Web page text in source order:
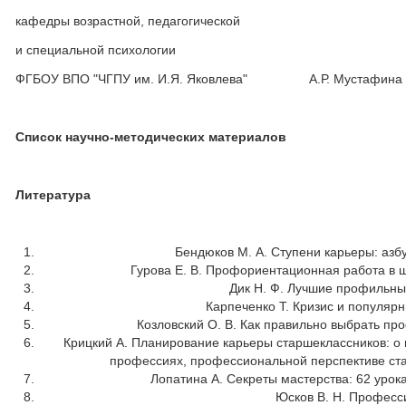
кафедры возрастной, педагогической
и специальной психологии
ФГБОУ ВПО "ЧГПУ им. И.Я. Яковлева" А.Р. Мустафина
Список научно-методических материалов
Литература
Бендюков М. А. Ступени карьеры:
Гурова Е. В. Профориентационная работа в
Дик Н. Ф. Лучшие
Карпеченко Т. Кризис и
Козловский О. В. Как правильно выбрать
Крицкий А. Планирование карьеры
профессиях, профессиональной перспективе
Лопатина А. Секреты мастерства: 62
Юсков В. Н.